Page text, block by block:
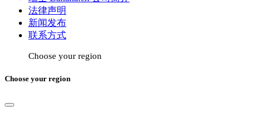
法律声明
新闻发布
联系方式
Choose your region
Choose your region